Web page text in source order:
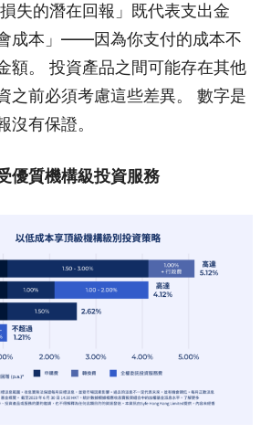
失的潛在回報」既代表支出金
成本」——因為你支付的成本不
額。 投資產品之間可能存在其他
之前必須考慮這些差異。 數字是
沒有保證。
優質機構級投資服務